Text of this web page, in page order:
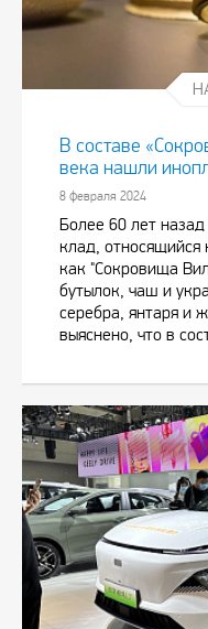
В составе
века нашли
8 февраля 2024
Более 60 лет
клад, относящийся
как "Сокровища
бутылок, чаш и
серебра, янтаря и
выяснено, что в